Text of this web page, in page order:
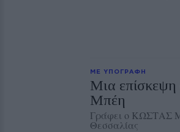
ΜΕ ΥΠΟΓΡΑΦΗ
Μια
Μπέη
Γράφει ο ΚΩΣΤΑΣ
Θεσσαλίας